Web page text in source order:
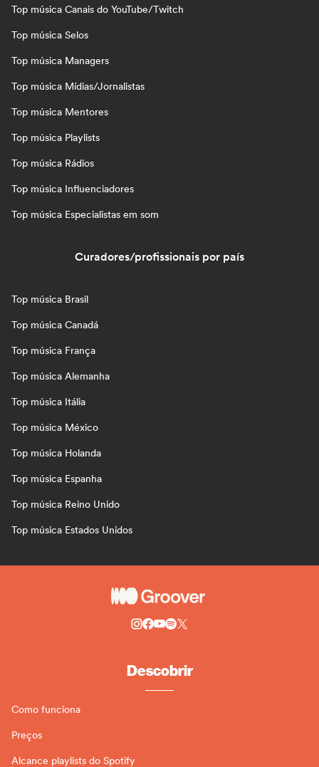
Top música Canais do YouTube/Twitch
Top música Selos
Top música Managers
Top música Mídias/Jornalistas
Top música Mentores
Top música Playlists
Top música Rádios
Top música Influenciadores
Top música Especialistas em som
Curadores/profissionais por país
Top música Brasil
Top música Canadá
Top música França
Top música Alemanha
Top música Itália
Top música México
Top música Holanda
Top música Espanha
Top música Reino Unido
Top música Estados Unidos
Descobrir
Como funciona
Preços
Alcance playlists do Spotify